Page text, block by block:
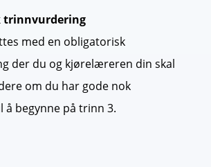
trinnvurdering
med en obligatorisk
der du og kjørelæreren din skal
om du har gode nok
begynne på trinn 3.